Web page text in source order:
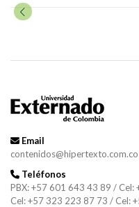
Email
contenidos@hipertexto.com.co
Teléfonos
PBX: +57 601 643 43 89 /
Cel: +57 323 223 87 73 / Cel: